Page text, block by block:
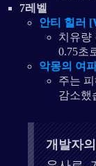
7레벨
안티 힐러
치유량
0.75초
악몽의 여
주는
감소했
개발자